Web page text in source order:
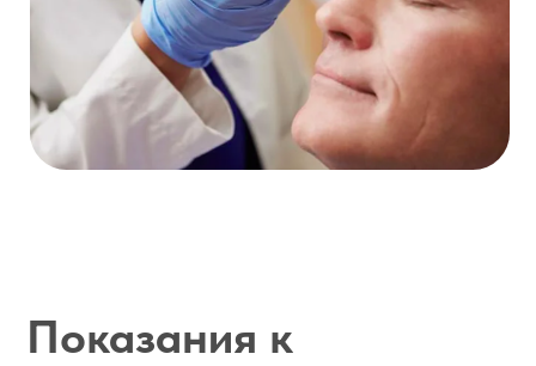
слезотечение, не связанное с
эмоциональным состоянием.
Неврологические заболевания:
некоторые неврологические
заболевания, сопровождающиеся
мышечными спазмами.